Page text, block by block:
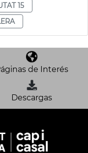
15
de Interés
Descargas